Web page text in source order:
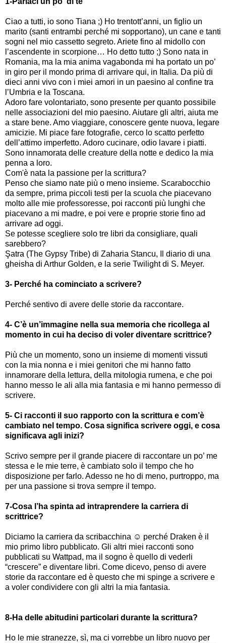
Ciao a tutti, io sono Tiana ;) Ho trentott’anni, un figlio un
marito (santi entrambi perché mi sopportano), un cane e tanti
sogni nel mio cassetto segreto. Ariete fino al midollo con
l’ascendente in scorpione… Ho detto tutto ;) Sono nata in
Romania, ma la mia anima vagabonda mi ha portato un po’
in giro per il mondo prima di arrivare qui, in Italia. Da più di
dieci anni vivo con i miei amori in un paesino al confine tra
l’Umbria e la Toscana.
Adoro fare volontariato, sono presente per quanto possibile
nelle associazioni del mio paesino. Aiutare gli altri, aiuta me
a stare bene. Amo viaggiare, conoscere gente nuova, legare
amicizie. Mi piace fare fotografie, cerco lo scatto perfetto
dell’attimo imperfetto. Adoro cucinare, odio lavare i piatti.
Sono innamorata delle creature della notte e dedico la mia
penna a loro.
Com'è nata la passione per la scrittura?
Penso che siamo nate più o meno insieme. Scarabocchio
da sempre, prima piccoli testi per la scuola che piacevano
molto alle mie professoresse, poi racconti più lunghi che
piacevano a mi madre, e poi vere e proprie storie fino ad
arrivare ad oggi.
Se potesse scegliere solo tre libri da consigliare, quali
sarebbero?
Şatra (The Gypsy Tribe) di Zaharia Stancu, Il diario di una
gheisha di Arthur Golden, e la serie Twilight di S. Meyer.
3- Perché ha cominciato a scrivere?
Perché sentivo di avere delle storie da raccontare.
4- C’è un’immagine nella sua memoria che ricollega al
momento in cui ha deciso di voler diventare scrittrice?
Più che un momento, sono un insieme di momenti vissuti
con la mia nonna e i miei genitori che mi hanno fatto
innamorare della lettura, della mitologia rumena, e che poi
hanno messo le ali alla mia fantasia e mi hanno permesso di
scrivere.
5- Ci racconti il suo rapporto con la scrittura e com’è
cambiato nel tempo. Cosa significa scrivere oggi, e cosa
significava agli inizi?
Scrivo sempre per il grande piacere di raccontare un po’ me
stessa e le mie terre, è cambiato solo il tempo che ho
disposizione per farlo. Adesso ne ho di meno, purtroppo, ma
per una passione si trova sempre il tempo.
7-Cosa l’ha spinta ad intraprendere la carriera di
scrittrice?
Diciamo la carriera da scribacchina ☺ perché Draken è il
mio primo libro pubblicato. Gli altri miei racconti sono
pubblicati su Wattpad, ma il sogno è quello di vederli
“crescere” e diventare libri. Come dicevo, penso di avere
storie da raccontare ed è questo che mi spinge a scrivere e
a voler condividere con gli altri la mia fantasia.
8-Ha delle abitudini particolari durante la scrittura?
Ho le mie stranezze, sì, ma ci vorrebbe un libro nuovo per